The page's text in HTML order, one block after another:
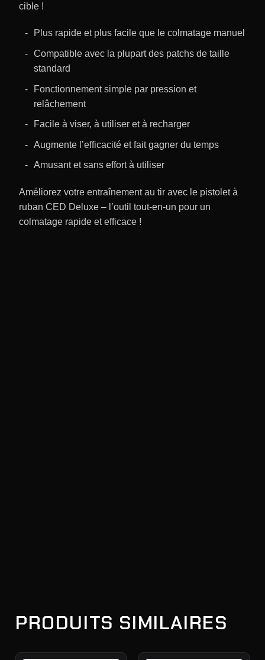
cible !
Plus rapide et plus facile que le colmatage manuel
Compatible avec la plupart des patchs de taille
standard
Fonctionnement simple par pression et
relâchement
Facile à viser, à utiliser et à recharger
Augmente l’efficacité et fait gagner du temps
Amusant et sans effort à utiliser
Améliorez votre entraînement au tir avec le pistolet à
ruban CED Deluxe – l’outil tout-en-un pour un
colmatage rapide et efficace !
PRODUITS SIMILAIRES